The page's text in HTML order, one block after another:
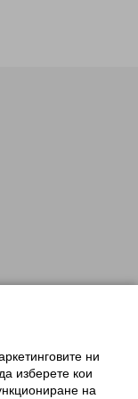
ни
изберете кои
на